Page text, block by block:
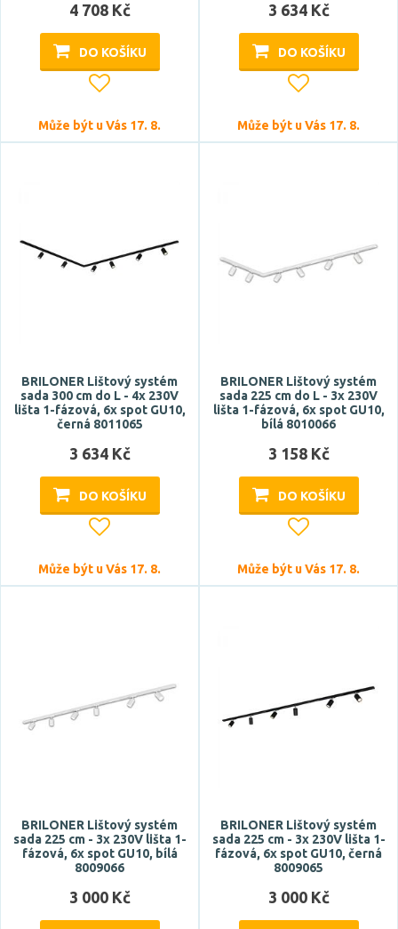
4 708 Kč
DO KOŠÍKU
Může být u Vás 17. 8.
3 634 Kč
DO KOŠÍKU
Může být u Vás 17. 8.
BRILONER Lištový systém
sada 300 cm do L - 4x 230V
lišta 1-fázová, 6x spot GU10,
černá 8011065
3 634 Kč
DO KOŠÍKU
Může být u Vás 17. 8.
BRILONER Lištový systém
sada 225 cm do L - 3x 230V
lišta 1-fázová, 6x spot GU10,
bílá 8010066
3 158 Kč
DO KOŠÍKU
Může být u Vás 17. 8.
BRILONER Lištový systém
sada 225 cm - 3x 230V lišta 1-
fázová, 6x spot GU10, bílá
8009066
3 000 Kč
BRILONER Lištový systém
sada 225 cm - 3x 230V lišta 1-
fázová, 6x spot GU10, černá
8009065
3 000 Kč